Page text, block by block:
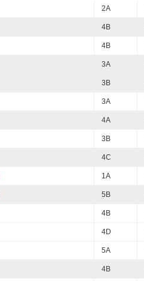
2A
4B
4B
3A
3B
3A
4A
3B
4C
1A
5B
4B
4D
5A
4B